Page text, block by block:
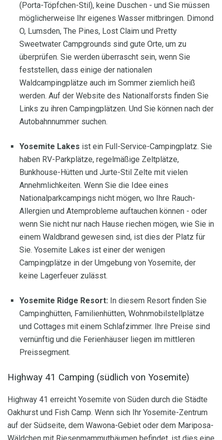
(Porta-Töpfchen-Stil), keine Duschen - und Sie müssen
möglicherweise Ihr eigenes Wasser mitbringen. Dimond
O, Lumsden, The Pines, Lost Claim und Pretty
Sweetwater Campgrounds sind gute Orte, um zu
überprüfen. Sie werden überrascht sein, wenn Sie
feststellen, dass einige der nationalen
Waldcampingplätze auch im Sommer ziemlich heiß
werden. Auf der Website des Nationalforsts finden Sie
Links zu ihren Campingplätzen. Und Sie können nach der
Autobahnnummer suchen.
Yosemite Lakes ist ein Full-Service-Campingplatz. Sie
haben RV-Parkplätze, regelmäßige Zeltplätze,
Bunkhouse-Hütten und Jurte-Stil Zelte mit vielen
Annehmlichkeiten. Wenn Sie die Idee eines
Nationalparkcampings nicht mögen, wo Ihre Rauch-
Allergien und Atemprobleme auftauchen können - oder
wenn Sie nicht nur nach Hause riechen mögen, wie Sie in
einem Waldbrand gewesen sind, ist dies der Platz für
Sie. Yosemite Lakes ist einer der wenigen
Campingplätze in der Umgebung von Yosemite, der
keine Lagerfeuer zulässt.
Yosemite Ridge Resort: In diesem Resort finden Sie
Campinghütten, Familienhütten, Wohnmobilstellplätze
und Cottages mit einem Schlafzimmer. Ihre Preise sind
vernünftig und die Ferienhäuser liegen im mittleren
Preissegment.
Highway 41 Camping (südlich von Yosemite)
Highway 41 erreicht Yosemite von Süden durch die Städte
Oakhurst und Fish Camp. Wenn sich Ihr Yosemite-Zentrum
auf der Südseite, dem Wawona-Gebiet oder dem Mariposa-